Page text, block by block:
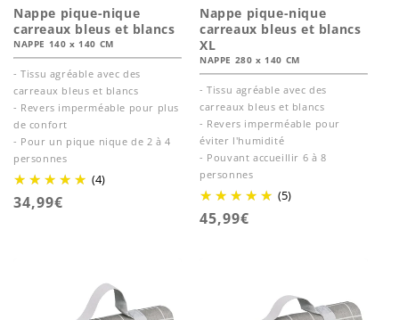
Nappe pique-nique
carreaux bleus et blancs
NAPPE 140 x 140 CM
- Tissu agréable avec des
carreaux bleus et blancs
- Revers imperméable pour plus
de confort
- Pour un pique nique de 2 à 4
personnes
(4)
Prix
34,99€
Nappe pique-nique
carreaux bleus et blancs
XL
NAPPE 280 x 140 CM
- Tissu agréable avec des
carreaux bleus et blancs
- Revers imperméable pour
éviter l'humidité
- Pouvant accueillir 6 à 8
personnes
(5)
Prix
45,99€